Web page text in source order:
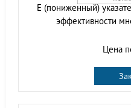
E (пониженный)
эффективности
Цена